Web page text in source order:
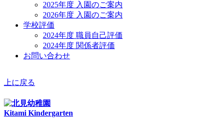
2025年度 入園のご案内
2026年度 入園のご案内
学校評価
2024年度 職員自己評価
2024年度 関係者評価
お問い合わせ
上に戻る
Kitami Kindergarten